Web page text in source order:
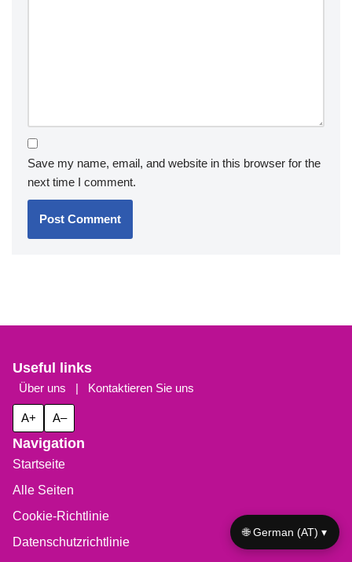
Save my name, email, and website in this browser for the
next time I comment.
Useful links
Über uns | Kontaktieren Sie uns
A+ A–
Navigation
Startseite
Alle Seiten
Cookie-Richtlinie
Datenschutzrichtlinie
🌐 German (AT) ▾